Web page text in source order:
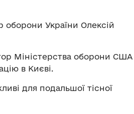
оборони України Олексій
Міністерства оборони США
в Києві.
для подальшої тісної